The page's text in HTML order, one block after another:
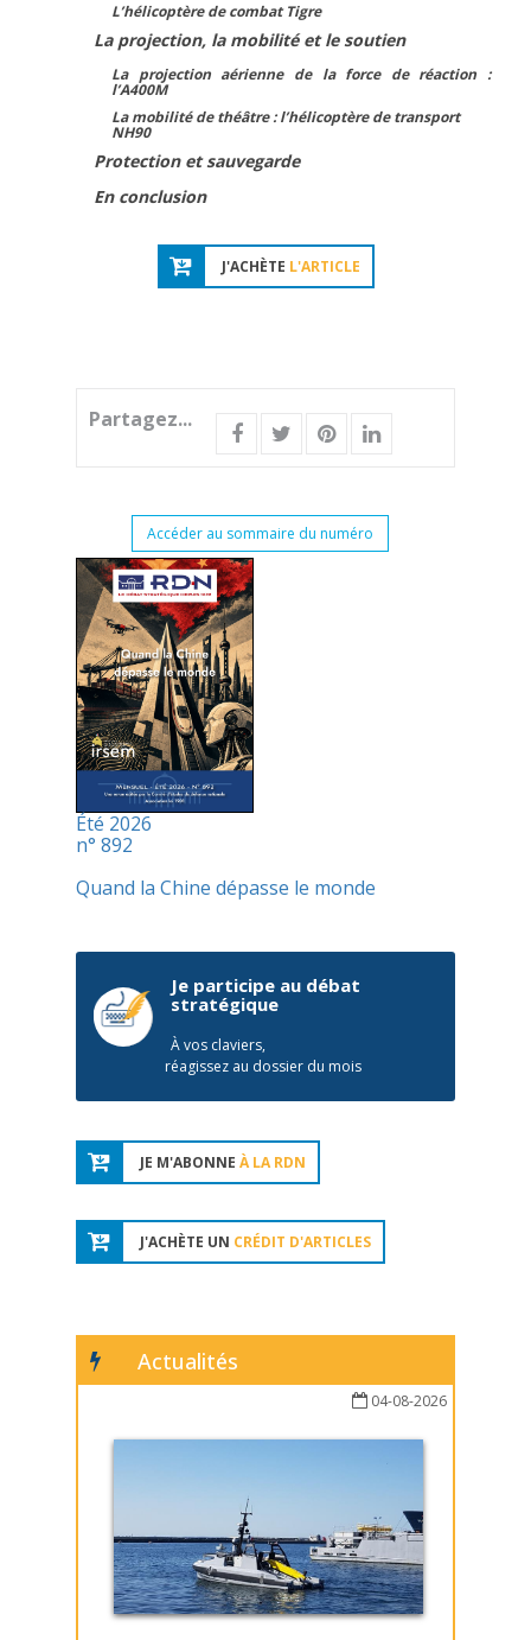
L’hélicoptère de combat Tigre
La projection, la mobilité et le soutien
La projection aérienne de la force de réaction :
l’A400M
La mobilité de théâtre : l’hélicoptère de transport
NH90
Protection et sauvegarde
En conclusion
J'ACHÈTE L'ARTICLE
Partagez...
Accéder au sommaire du numéro
Été 2026
n° 892
Quand la Chine dépasse le monde
Je participe au débat
stratégique
À vos claviers,
réagissez au dossier du mois
JE M'ABONNE À LA RDN
J'ACHÈTE UN CRÉDIT D'ARTICLES
Actualités
04-08-2026